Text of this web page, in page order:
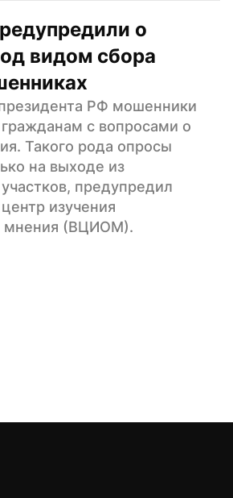
о
видом сбора
РФ мошенники
гражданам с вопросами о
Такого рода опросы
на выходе из
предупредил
изучения
мнения (ВЦИОМ).